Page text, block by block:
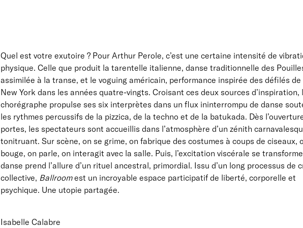
Quel est votre exutoire ? Pour Arthur Perole, c’est une certaine intensité de
physique. Celle que produit la tarentelle italienne, danse traditionnelle des
assimilée à la transe, et le voguing américain, performance inspirée des défilés de
New York dans les années quatre-vingts. Croisant ces deux sources d’inspiration,
chorégraphe propulse ses six interprètes dans un flux ininterrompu de danse
les rythmes percussifs de la pizzica, de la techno et de la batukada. Dès
portes, les spectateurs sont accueillis dans l’atmosphère d’un zénith
tonitruant. Sur scène, on se grime, on fabrique des costumes à coups de ciseaux,
bouge, on parle, on interagit avec la salle. Puis, l’excitation viscérale se
danse prend l’allure d’un rituel ancestral, primordial. Issu d’un long processus de
collective, Ballroomest un incroyable espace participatif de liberté, corporelle et
psychique. Une utopie partagée.
Isabelle Calabre